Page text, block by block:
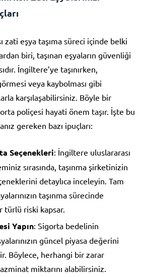
zati eşya taşıma süreci içinde belki
biri, taşınan eşyaların güvenliği
İngiltere’ye taşınırken,
veya kaybolması gibi
karşılaşabilirsiniz. Böyle bir
poliçesi hayati önem taşır. İşte bu
gereken bazı ipuçları:
Seçenekleri: İngiltere uluslararası
sırasında, taşınma şirketinizin
detaylıca inceleyin. Tam
taşınma sürecinde
türlü riski kapsar.
Yapın: Sigorta bedelinin
güncel piyasa değerini
Böylece, herhangi bir zarar
miktarını alabilirsiniz.